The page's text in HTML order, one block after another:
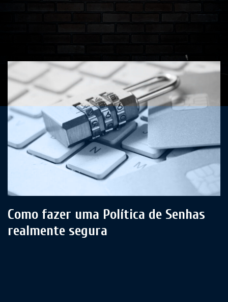
Como fazer uma Política de Senhas
realmente segura